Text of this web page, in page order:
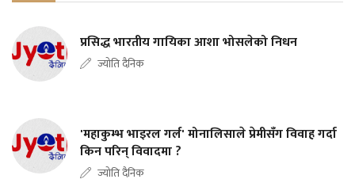
प्रसिद्ध भारतीय गायिका आशा भोसलेको निधन
ज्योति दैनिक
'महाकुम्भ भाइरल गर्ल' मोनालिसाले प्रेमीसँग विवाह गर्दा
किन परिन् विवादमा ?
ज्योति दैनिक